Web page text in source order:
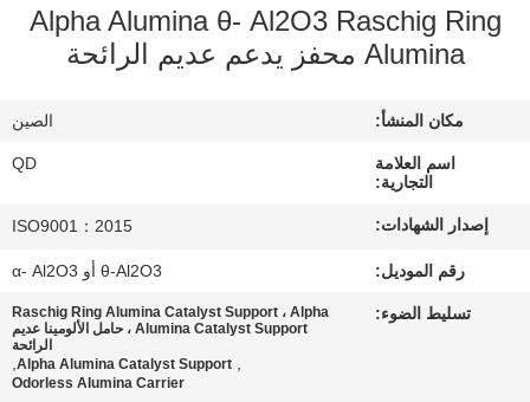
المعمل
جودة
اتصل
أخبار
Alpha Alumina θ- Al2O3 Raschig Ring
Alumina محفز يدعم عديم الرائحة
مكان المنشأ: الصين
اسم العلامة
التجارية:
QD
إصدار الشهادات: ISO9001：2015
رقم الموديل: θ-Al2O3 أو α- Al2O3
تسليط الضوء:
Raschig Ring Alumina Catalyst Support ، Alpha
Alumina Catalyst Support ، حامل الألومينا عديم
الرائحة
,
Alpha Alumina Catalyst Support
,
Odorless Alumina Carrier